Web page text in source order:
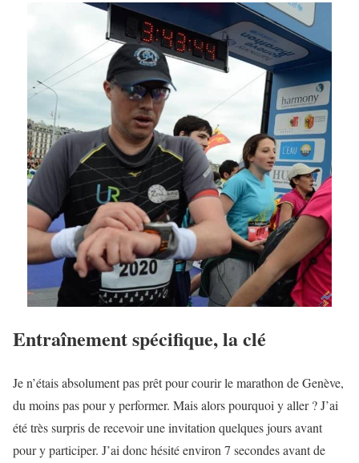
Entraînement spécifique, la clé
Je n’étais absolument pas prêt pour courir le marathon de Genève,
du moins pas pour y performer. Mais alors pourquoi y aller ? J’ai
été très surpris de recevoir une invitation quelques jours avant
pour y participer. J’ai donc hésité environ 7 secondes avant de